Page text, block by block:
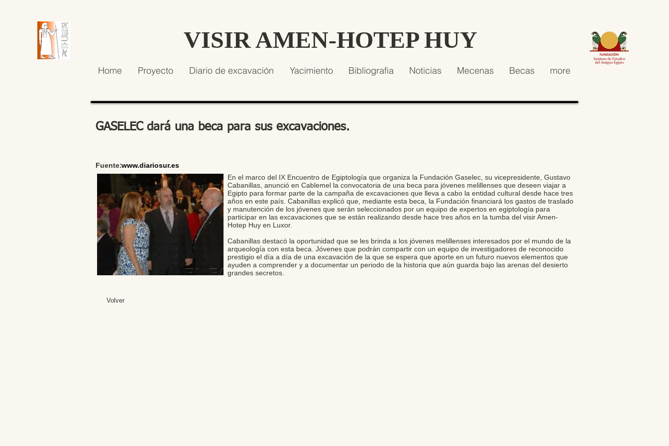
VISIR AMEN-HOTEP HUY
Home Proyecto Diario de excavación Yacimiento Bibliografia Noticias Mecenas Becas more
GASELEC dará una beca para sus excavaciones.
www.diariosur.es
Fuente:
En el marco del IX Encuentro de Egiptología que organiza la Fundación Gaselec, su vicepresidente, Gustavo
Cabanillas, anunció en Cablemel la convocatoria de una beca para jóvenes melillenses que deseen viajar a
Egipto para formar parte de la campaña de excavaciones que lleva a cabo la entidad cultural desde hace tres
años en este país. Cabanillas explicó que, mediante esta beca, la Fundación financiará los gastos de traslado
y manutención de los jóvenes que serán seleccionados por un equipo de expertos en egiptología para
participar en las excavaciones que se están realizando desde hace tres años en la tumba del visir Amen-
Hotep Huy en Luxor.
Cabanillas destacó la oportunidad que se les brinda a los jóvenes melillenses interesados por el mundo de la
arqueología con esta beca. Jóvenes que podrán compartir con un equipo de investigadores de reconocido
prestigio el día a día de una excavación de la que se espera que aporte en un futuro nuevos elementos que
ayuden a comprender y a documentar un periodo de la historia que aún guarda bajo las arenas del desierto
grandes secretos.
Volver